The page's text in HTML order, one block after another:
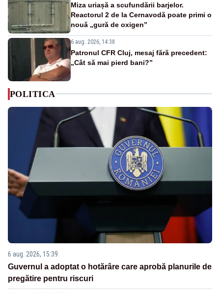
Miza uriașă a scufundării barjelor.
Reactorul 2 de la Cernavodă poate primi o
nouă „gură de oxigen”
6 aug. 2026, 14:38
Patronul CFR Cluj, mesaj fără precedent:
„Cât să mai pierd bani?”
POLITICA
6 aug. 2026, 15:39
Guvernul a adoptat o hotărâre care aprobă planurile de
pregătire pentru riscuri